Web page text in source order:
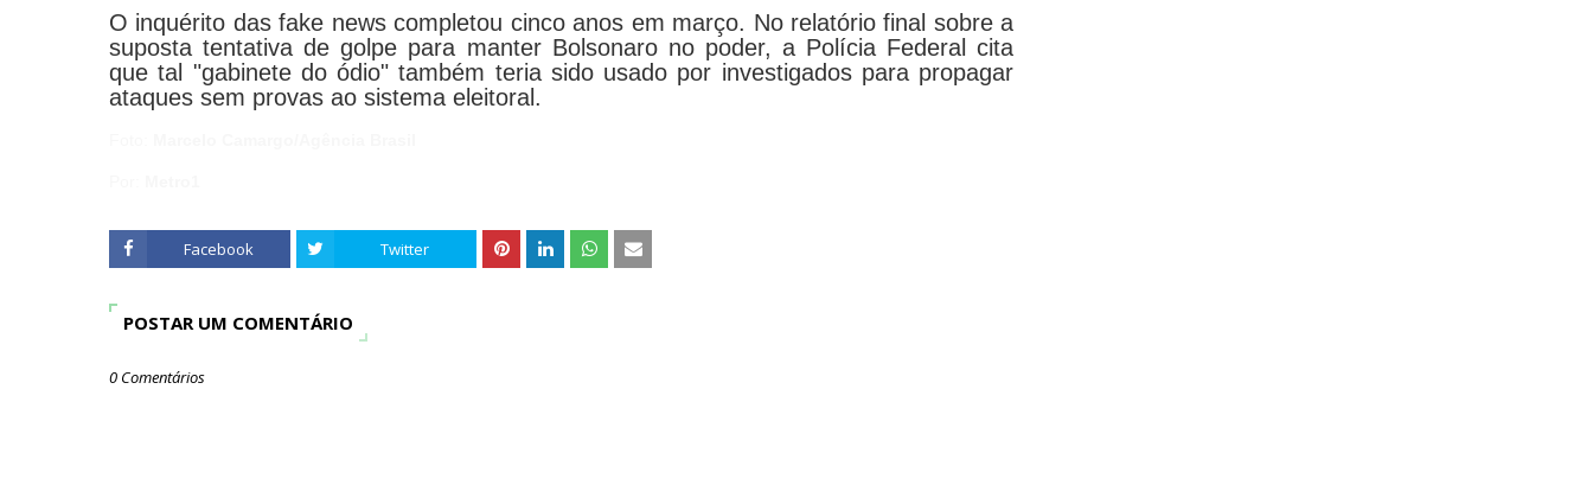
O inquérito das fake news completou cinco anos em março. No relatório final sobre a
suposta tentativa de golpe para manter Bolsonaro no poder, a Polícia Federal cita
que tal "gabinete do ódio" também teria sido usado por investigados para propagar
ataques sem provas ao sistema eleitoral.
Facebook Twitter
POSTAR UM COMENTÁRIO
0 Comentários